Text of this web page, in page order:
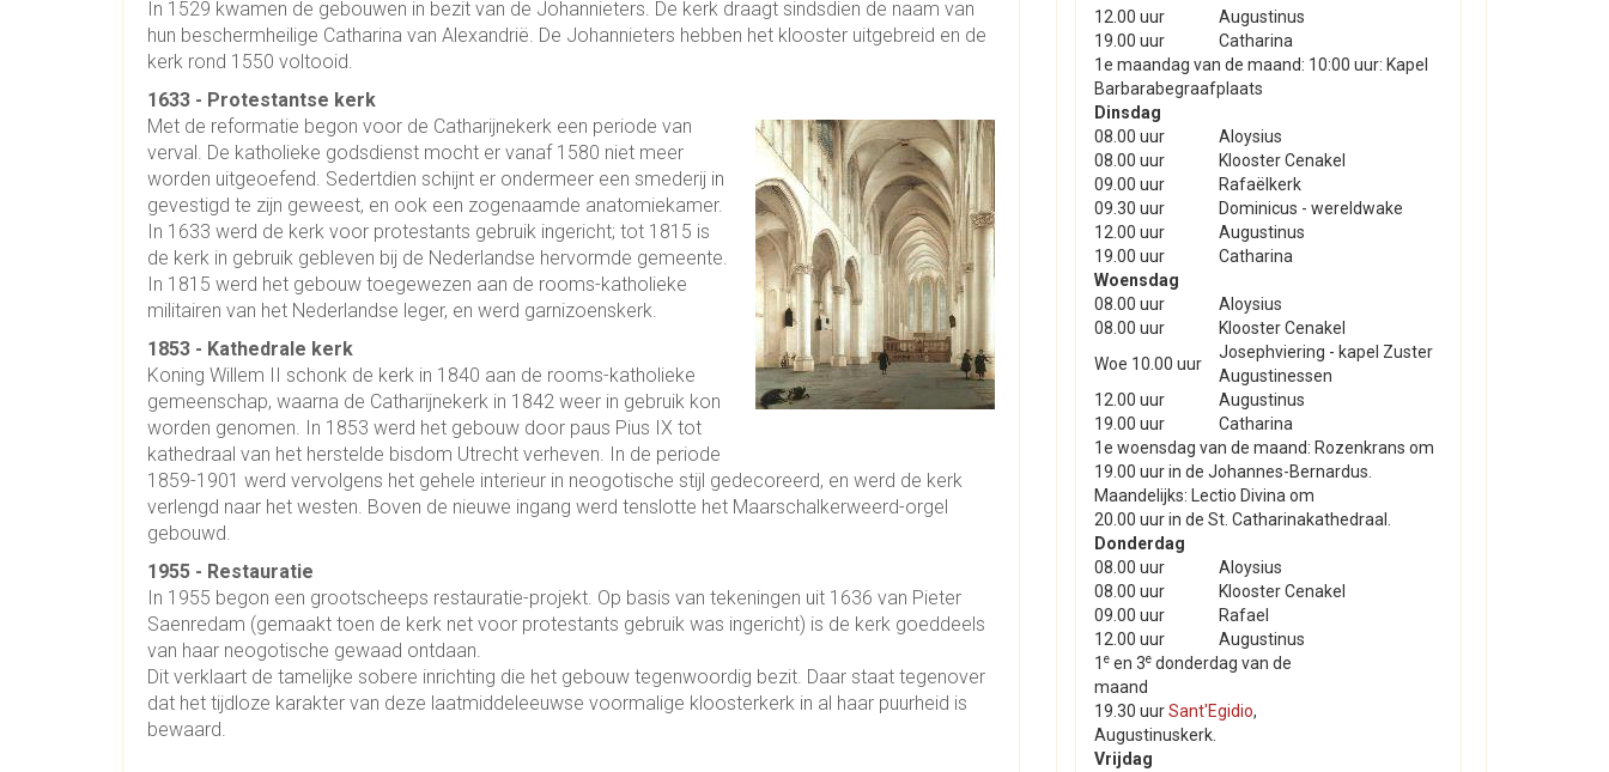
In 1529 kwamen de gebouwen in bezit van de Johannieters. De kerk draagt sindsdien de naam van
hun beschermheilige Catharina van Alexandrië. De Johannieters hebben het klooster uitgebreid en de
kerk rond 1550 voltooid.
1633 - Protestantse kerk
Met de reformatie begon voor de Catharijnekerk een periode van
verval. De katholieke godsdienst mocht er vanaf 1580 niet meer
worden uitgeoefend. Sedertdien schijnt er ondermeer een smederij in
gevestigd te zijn geweest, en ook een zogenaamde anatomiekamer.
In 1633 werd de kerk voor protestants gebruik ingericht; tot 1815 is
de kerk in gebruik gebleven bij de Nederlandse hervormde gemeente.
In 1815 werd het gebouw toegewezen aan de rooms-katholieke
militairen van het Nederlandse leger, en werd garnizoenskerk.
1853 - Kathedrale kerk
Koning Willem II schonk de kerk in 1840 aan de rooms-katholieke
gemeenschap, waarna de Catharijnekerk in 1842 weer in gebruik kon
worden genomen. In 1853 werd het gebouw door paus Pius IX tot
kathedraal van het herstelde bisdom Utrecht verheven. In de periode
1859-1901 werd vervolgens het gehele interieur in neogotische stijl gedecoreerd, en werd de kerk
verlengd naar het westen. Boven de nieuwe ingang werd tenslotte het Maarschalkerweerd-orgel
gebouwd.
1955 - Restauratie
In 1955 begon een grootscheeps restauratie-projekt. Op basis van tekeningen uit 1636 van Pieter
Saenredam (gemaakt toen de kerk net voor protestants gebruik was ingericht) is de kerk goeddeels
van haar neogotische gewaad ontdaan.
Dit verklaart de tamelijke sobere inrichting die het gebouw tegenwoordig bezit. Daar staat tegenover
dat het tijdloze karakter van deze laatmiddeleeuwse voormalige kloosterkerk in al haar puurheid is
bewaard.
12.00 uur
Augustinus
19.00 uur
Catharina
1e maandag van de maand: 10:00 uur: Kapel
Barbarabegraafplaats
Dinsdag
08.00 uur
Aloysius
08.00 uur
Klooster Cenakel
09.00 uur
Rafaëlkerk
09.30 uur
Dominicus - wereldwake
12.00 uur
Augustinus
19.00 uur
Catharina
Woensdag
08.00 uur
Aloysius
08.00 uur
Klooster Cenakel
Woe 10.00 uur
Josephviering - kapel Zuster
Augustinessen
12.00 uur
Augustinus
19.00 uur
Catharina
1e woensdag van de maand: Rozenkrans om
19.00 uur in de Johannes-Bernardus.
Maandelijks: Lectio Divina om
20.00 uur in de St. Catharinakathedraal.
Donderdag
08.00 uur
Aloysius
08.00 uur
Klooster Cenakel
09.00 uur
Rafael
12.00 uur
Augustinus
1 e en 3e donderdag van de
maand
19.30 uurSant'Egidio,
Augustinuskerk.
Vrijdag